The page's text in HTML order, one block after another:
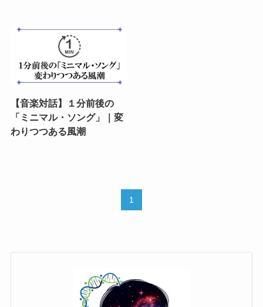
【音楽対話】１分前後の
「ミニマル・ソング」｜変
わりつつある風潮
1